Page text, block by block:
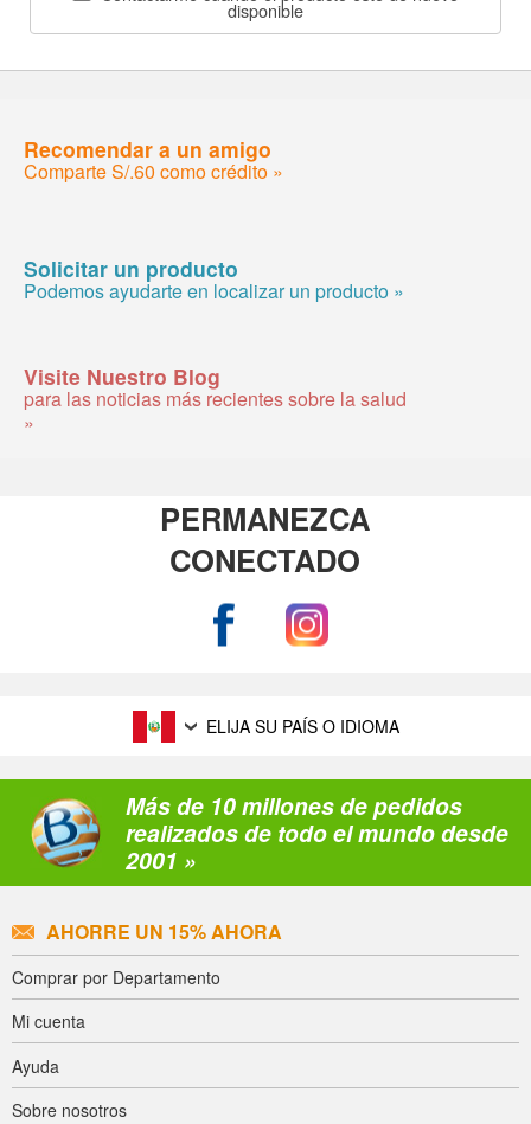
disponible
Recomendar a un amigo
Comparte S/.60 como crédito »
Solicitar un producto
Podemos ayudarte en localizar un producto »
Visite Nuestro Blog
para las noticias más recientes sobre la salud
»
PERMANEZCA
CONECTADO
ELIJA SU PAÍS O IDIOMA
Más de 10 millones de pedidos
realizados de todo el mundo desde
2001 »
AHORRE UN 15% AHORA
Comprar por Departamento
Mi cuenta
Ayuda
Sobre nosotros